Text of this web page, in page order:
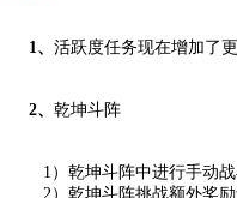
1、 活跃度任务现在增加了
2、 乾坤斗阵
1）乾坤斗阵中进行手动战
2）乾坤斗阵挑战额外奖励